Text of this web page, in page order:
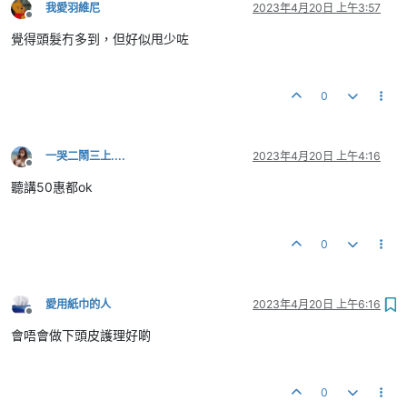
離線
我愛羽維尼 2023年4月20日 上午3:57
覺得頭髮冇多到，但好似甩少咗
0
離線
一哭二鬧三上.... 2023年4月20日 上午4:16
聽講50惠都ok
0
離線
愛用紙巾的人 2023年4月20日 上午6:16
會唔會做下頭皮護理好啲
0